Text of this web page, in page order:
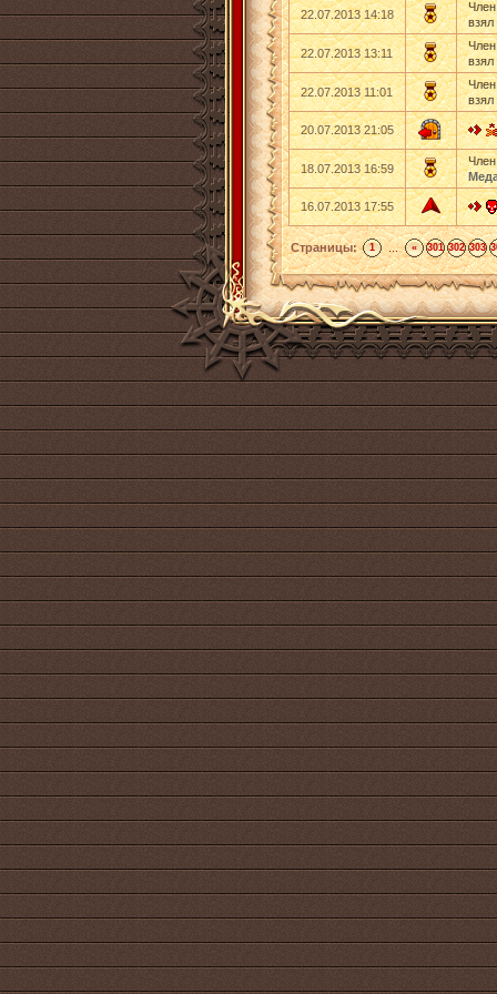
22.07.2013 14:18
взял
22.07.2013 13:11
взял
22.07.2013 11:01
взял
20.07.2013 21:05
18.07.2013 16:59
16.07.2013 17:55
Страницы: 1 ... « 301 302 303